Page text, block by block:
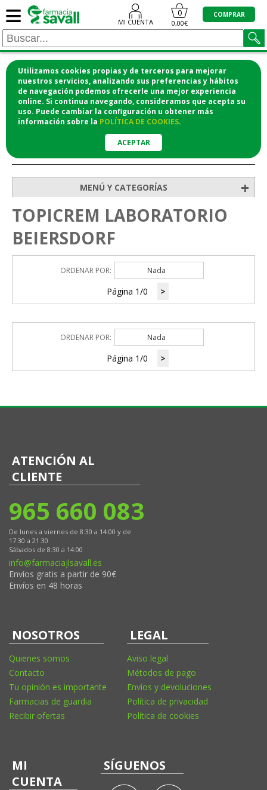
Utilizamos cookies propias y de terceros para mejorar
nuestros servicios, analizando sus preferencias y hábitos
de navegación podemos ofrecerle una mejor experiencia
online. Si continua navegando, consideramos que acepta su
uso. Puede cambiar la configuración u obtener más
información sobre la POLÍTICA DE COOKIES.
ACEPTAR
≡ MI CUENTA
0
0,00€
COMPRAR
¡COMPRA CÓMODAMENTE DESDE CASA Y RECOGE
EN LA FARMACIA!
o si lo prefieres te lo mandamos a casa
MENÚ Y CATEGORÍAS +
TOPICREM LABORATORIO
BEIERSDORF
ORDENAR POR: Nada
Página 1/0 >
ORDENAR POR: Nada
Página 1/0 >
ATENCIÓN AL
CLIENTE
965 660 083
De lunes a viernes de 8:30 a 14:00 y de
17:30 a 21:30
Sábados de 8:30 a 14:00
info@farmaciajlsavall.es
Envíos gratis a partir de 90€
Envíos en 48 horas
NOSOTROS
Quienes somos
Contacto
Tu opinión es importante
Farmacias de guardia
Recibir ofertas
LEGAL
Aviso legal
Métodos de pago
Envíos y devoluciones
Política de privacidad
Política de cookies
MI
CUENTA
SÍGUENOS